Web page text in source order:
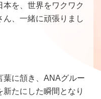
を、世界をワクワク
、一緒に頑張りまし
葉に頷き、ANAグルー
たにした瞬間となり